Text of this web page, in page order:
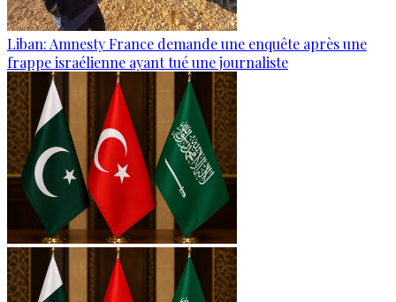
Liban: Amnesty France demande une enquête après une
frappe israélienne ayant tué une journaliste